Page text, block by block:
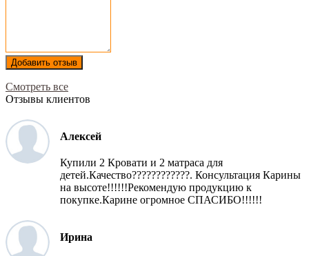
Добавить отзыв
Смотреть все
Отзывы клиентов
Алексей
Купили 2 Кровати и 2 матраса для
детей.Качество????????????. Консультация Карины
на высоте!!!!!!Рекомендую продукцию к
покупке.Карине огромное СПАСИБО!!!!!!
Ирина